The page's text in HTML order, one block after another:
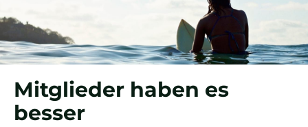
Mitglieder haben es
besser